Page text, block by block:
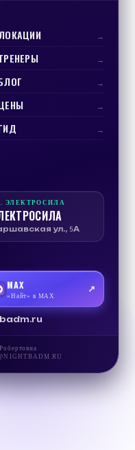
→
→
→
→
→
ЭЛЕКТРОСИЛА
ул., 5А
MAX
«Найт» в MAX
↗